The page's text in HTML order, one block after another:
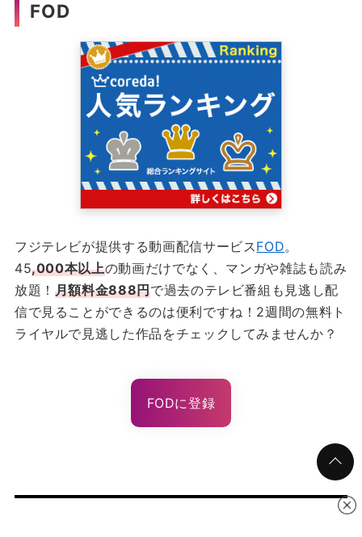
FOD
フジテレビが提供する動画配信サービスFOD。
45,000本以上の動画だけでなく、マンガや雑誌も読み
放題！ 月額料金888円で過去のテレビ番組も見逃し配
信で見ることができるのは便利ですね！2週間の無料ト
ライヤルで見逃した作品をチェックしてみませんか？
FODに登録